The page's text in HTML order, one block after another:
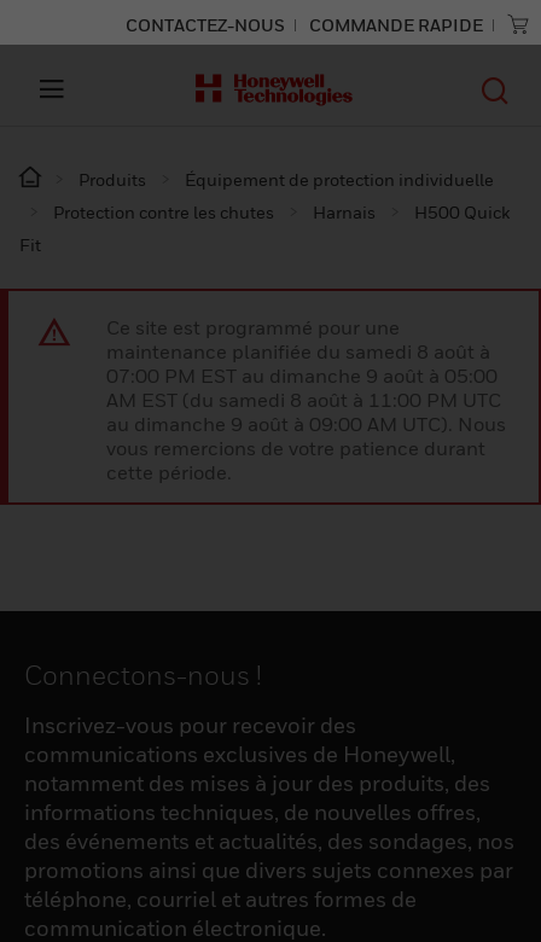
CONTACTEZ-NOUS COMMANDE RAPIDE
Produits
Équipement de protection individuelle
Protection contre les chutes
Harnais
H500 Quick
Fit
Ce site est programmé pour une
maintenance planifiée du samedi 8 août à
07:00 PM EST au dimanche 9 août à 05:00
AM EST (du samedi 8 août à 11:00 PM UTC
au dimanche 9 août à 09:00 AM UTC). Nous
vous remercions de votre patience durant
cette période.
Connectons-nous !
Inscrivez-vous pour recevoir des
communications exclusives de Honeywell,
notamment des mises à jour des produits, des
informations techniques, de nouvelles offres,
des événements et actualités, des sondages, nos
promotions ainsi que divers sujets connexes par
téléphone, courriel et autres formes de
communication électronique.